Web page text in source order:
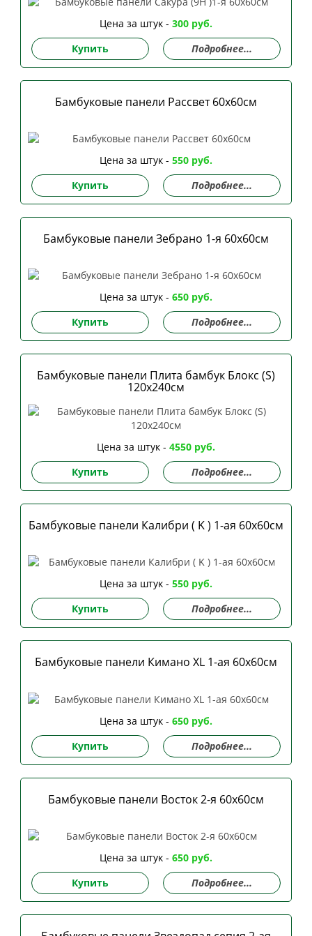
Цена за штук - 300 руб.
Купить
Подробнее...
Бамбуковые панели Рассвет 60х60см
Цена за штук - 550 руб.
Купить
Подробнее...
Бамбуковые панели Зебрано 1-я 60х60см
Цена за штук - 650 руб.
Купить
Подробнее...
Бамбуковые панели Плита бамбук Блокс (S)
120х240см
Цена за штук - 4550 руб.
Купить
Подробнее...
Бамбуковые панели Калибри ( K ) 1-ая 60х60см
Цена за штук - 550 руб.
Купить
Подробнее...
Бамбуковые панели Кимано XL 1-ая 60х60см
Цена за штук - 650 руб.
Купить
Подробнее...
Бамбуковые панели Восток 2-я 60х60см
Цена за штук - 650 руб.
Купить
Подробнее...